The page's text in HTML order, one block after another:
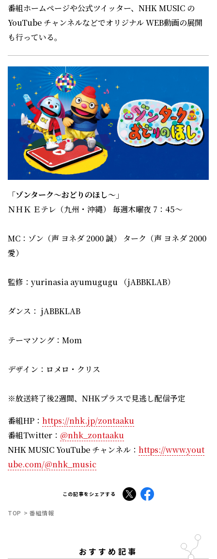
番組ホームページや公式ツイッター、NHK MUSIC の
YouTube チャンネルなどでオリジナル WEB動画の展開
も行っている。
「ゾンターク～おどりのほし～」
ＮＨＫ Ｅテレ（九州・沖縄） 毎週木曜夜 7：45～
MC：ゾン（声 ヨネダ 2000 誠） ターク（声 ヨネダ 2000
愛）
監修：yurinasia ayumugugu （jABBKLAB）
ダンス： jABBKLAB
テーマソング：Mom
デザイン：ロメロ・クリス
※放送終了後2週間、NHKプラスで見逃し配信予定
番組HP： https://nhk.jp/zontaaku
番組Twitter： @nhk_zontaaku
NHK MUSIC YouTube チャンネル： https://www.yout
ube.com/@nhk_music
この記事をシェアする X Facebook
TOP 番組情報
おすすめ記事